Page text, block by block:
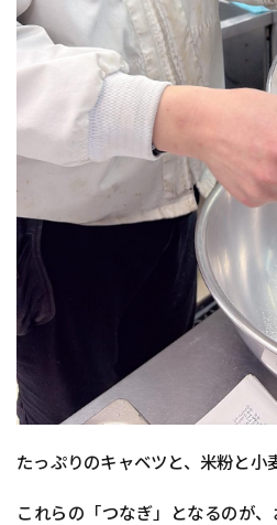
たっぷりのキャベツと、米粉と小
これらの「つなぎ」となるのが